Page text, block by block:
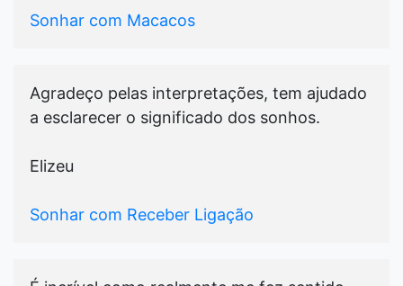
Sonhar com Macacos
Agradeço pelas interpretações, tem ajudado
a esclarecer o significado dos sonhos.
Elizeu
Sonhar com Receber Ligação